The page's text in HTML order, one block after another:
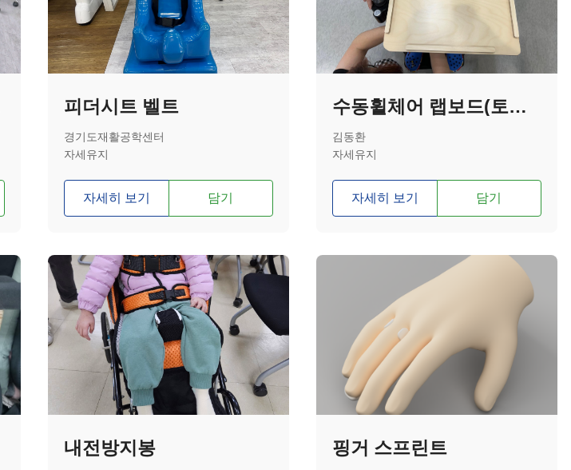
피더시트 벨트
경기도재활공학센터
자세유지
자세히 보기 담기
수동휠체어 랩보드(토도장착 휠체어)
김동환
자세유지
자세히 보기 담기
내전방지봉 핑거 스프린트